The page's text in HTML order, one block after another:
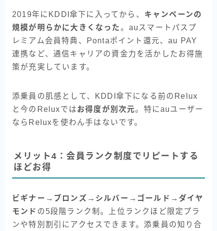
2019年にKDDI傘下に入ってから、 キャンペーンの
規模が明らかに大きくなった 。auスマートパスプ
レミアム会員特典、Pontaポイント還元、au PAY
連携など、通信キャリアの資金力を活かしたお得施
策が充実しています。
添乗員の肌感として、KDDI傘下になる前のRelux
と今のReluxではお得度が別次元。特にauユーザー
ならReluxを使わん手はないです。
メリット4：会員ランク制度でリピートする
ほどお得
ビギナー→ブロンズ→シルバー→ゴールド→ダイヤ
モンド の5段階ランク制。上位ランクほど限定プラ
ンや特別割引にアクセスできます。添乗員の知り合